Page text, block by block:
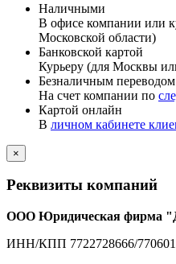
Наличными
В офисе компании или
Московской области)
Банковской картой
Курьеру (для Москвы
Безналичным переводом
На счет компании по
Картой онлайн
В личном кабинете
×
Реквизиты компаний
ООО Юридическая фирма
ИНН/КПП 7722728666/